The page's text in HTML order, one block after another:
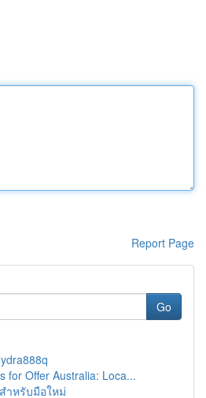
Report Page
Go
for Offer Australia: Loca...
ำหรับมือใหม่